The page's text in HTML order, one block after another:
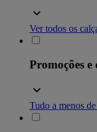
Ver todos os
Promoções e
Tudo a menos